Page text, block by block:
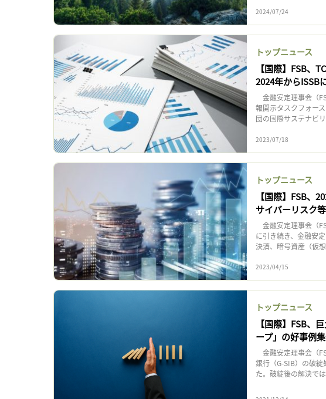
2024/07/24
トップニュース
【国際】FSB、
2024年からISSB
金融安定理事会（
報開示タスクフォー
団の国際サステナビ
2023/07/18
トップニュース
【国際】FSB、
サイバーリスク
金融安定理事会（
に引き続き、金融安
決済、暗号資産（仮
2023/04/15
トップニュース
【国際】FSB、
ープ」の好事例
金融安定理事会（
銀行（G-SIB）の破
た。破綻後の解決で